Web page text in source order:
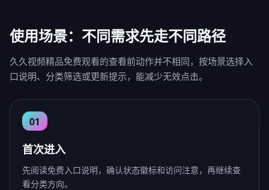
使用场景：不同需求先走不同路径
久久视频精品免费观看的查看前动作并不相同，按场景选择入
口说明、分类筛选或更新提示，能减少无效点击。
首次进入
先阅读免费入口说明，确认状态徽标和访问注意，再继续查
看分类方向。